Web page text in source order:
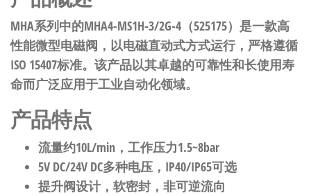
MHA系列中的MHA4-MS1H-3/2G-4（525175）是一款高
性能微型电磁阀，以电磁直动式方式运行，严格遵循
ISO 15407标准。该产品以其卓越的可靠性和长使用寿
命而广泛应用于工业自动化领域。
产品特点
流量约10L/min，工作压力1.5~8bar
5V DC/24V DC多种电压，IP40/IP65可选
提升阀设计，软密封，非可逆流向